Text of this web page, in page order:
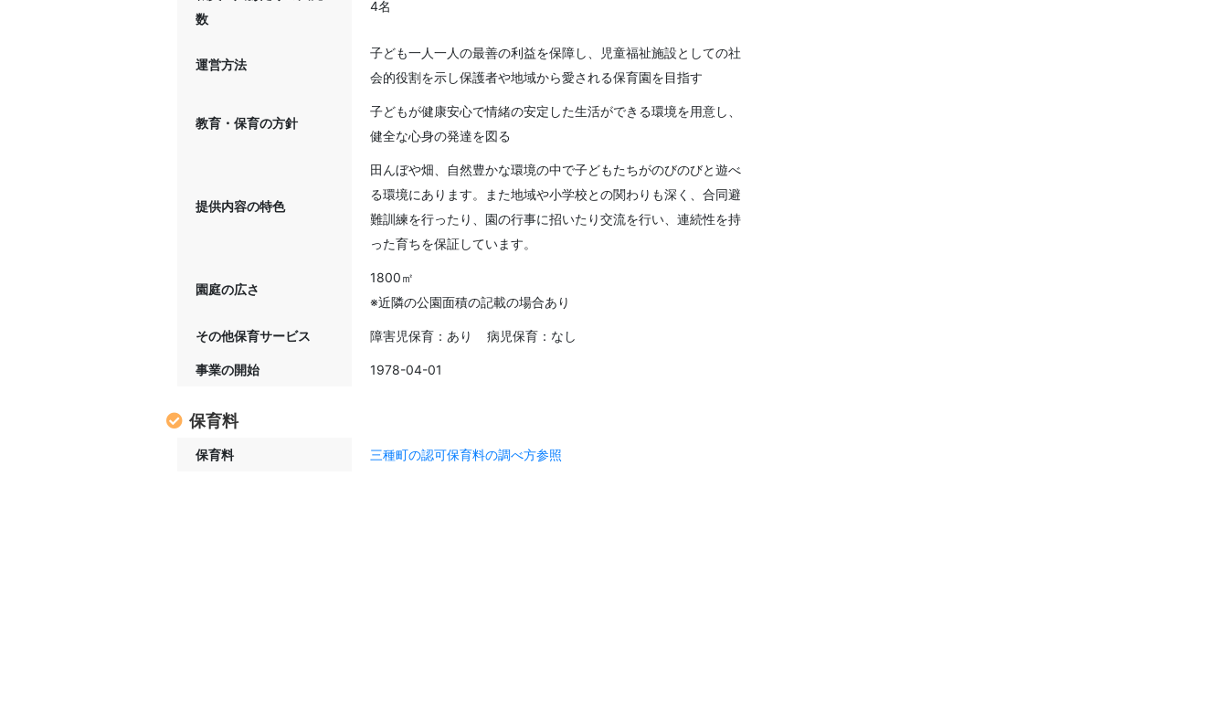
数
4名
運営方法
子ども一人一人の最善の利益を保障し、児童福祉施設としての社
会的役割を示し保護者や地域から愛される保育園を目指す
教育・保育の方針
子どもが健康安心で情緒の安定した生活ができる環境を用意し、
健全な心身の発達を図る
提供内容の特色
田んぼや畑、自然豊かな環境の中で子どもたちがのびのびと遊べ
る環境にあります。また地域や小学校との関わりも深く、合同避
難訓練を行ったり、園の行事に招いたり交流を行い、連続性を持
った育ちを保証しています。
園庭の広さ
1800㎡
※近隣の公園面積の記載の場合あり
その他保育サービス 障害児保育：あり 病児保育：なし
事業の開始 1978-04-01
保育料
保育料 三種町の認可保育料の調べ方参照